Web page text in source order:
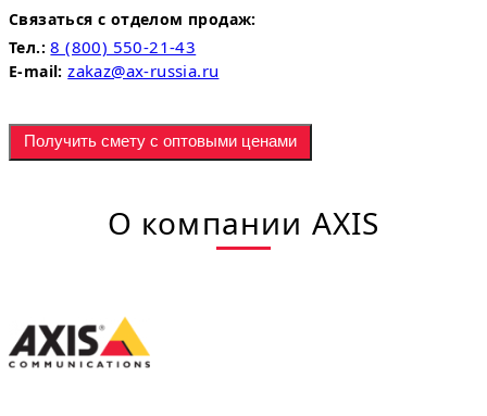
Связаться с отделом продаж:
Тел.: 8 (800) 550-21-43
E-mail: zakaz@ax-russia.ru
Получить смету с оптовыми ценами
О компании AXIS